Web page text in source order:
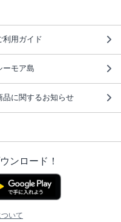
利用ガイド
ーモア島
品に関するお知らせ
ンロード！
いて